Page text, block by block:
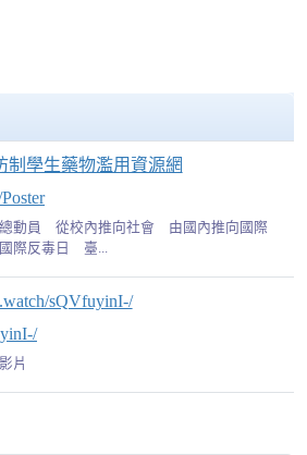
制學生藥物濫用資源網
總動員 從校內推向社會 由國內推向國際
際反毒日 臺...
sQVfuyinI-/
片